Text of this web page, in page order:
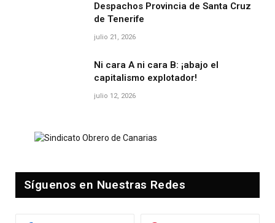
Despachos Provincia de Santa Cruz
de Tenerife
julio 21, 2026
Ni cara A ni cara B: ¡abajo el
capitalismo explotador!
julio 12, 2026
Síguenos en Nuestras Redes